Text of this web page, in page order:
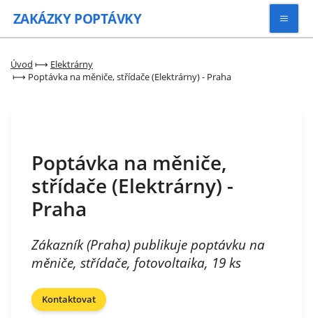
ZAKÁZKY POPTÁVKY
Zaregistrovat se
Úvod ⟼ Elektrárny
⟼ Poptávka na měniče, střídače (Elektrárny) - Praha
Poptávka na měniče,
střídače (Elektrárny) -
Praha
Zákazník (Praha) publikuje poptávku na
měniče, střídače, fotovoltaika, 19 ks
Kontaktovat